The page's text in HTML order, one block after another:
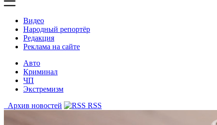
Видео
Народный репортёр
Редакция
Реклама на сайте
Авто
Криминал
ЧП
Экстремизм
Архив новостей
RSS